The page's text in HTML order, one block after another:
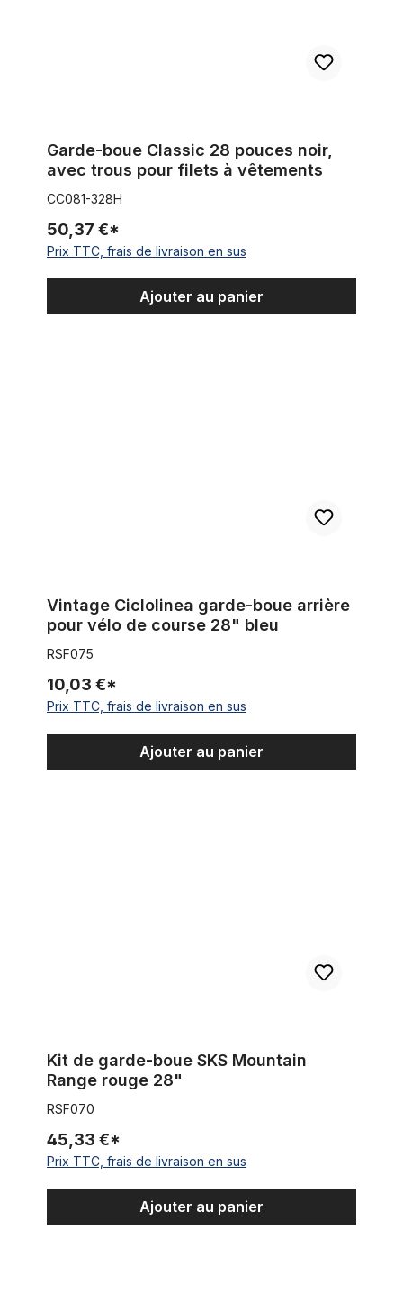
Garde-boue Classic 28 pouces noir,
avec trous pour filets à vêtements
CC081-328H
50,37 €*
Prix TTC, frais de livraison en sus
Ajouter au panier
Vintage Ciclolinea garde-boue arrière
pour vélo de course 28" bleu
RSF075
10,03 €*
Prix TTC, frais de livraison en sus
Ajouter au panier
Kit de garde-boue SKS Mountain
Range rouge 28"
RSF070
45,33 €*
Prix TTC, frais de livraison en sus
Ajouter au panier